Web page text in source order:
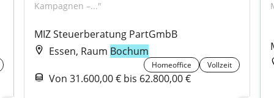
Kampagnen –..."
MIZ Steuerberatung PartGmbB
Essen, Raum Bochum
Homeoffice Vollzeit
Von 31.600,00 € bis 62.800,00 €